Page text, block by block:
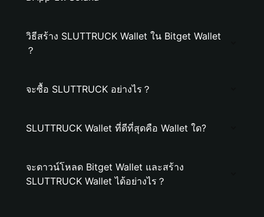
วิธีสร้าง SLUTTRUCK Wallet ใน Bitget Wallet
？
จะซื้อ SLUTTRUCK อย่างไร？
SLUTTRUCK Wallet ที่ดีที่สุดคือ Wallet ใด?
จะดาวน์โหลด Bitget Wallet และสร้าง
SLUTTRUCK Wallet ได้อย่างไร？